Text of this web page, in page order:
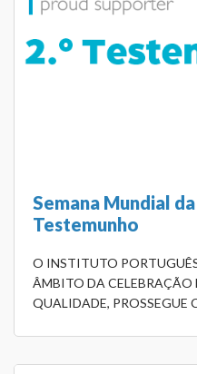
Semana Mundial
Testemunho
O INSTITUTO
ÂMBITO DA
QUALIDADE, PROSSEGUE